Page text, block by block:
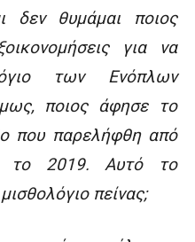
δεν θυμάμαι ποιος
για να
των Ενόπλων
ποιος άφησε το
που παρελήφθη από
το 2019. Αυτό το
πείνας;